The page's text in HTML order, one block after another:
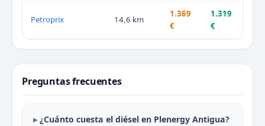
Petroprix 14,6 km
1.369
€
1.319
€
Preguntas frecuentes
¿Cuánto cuesta el diésel en Plenergy Antigua?